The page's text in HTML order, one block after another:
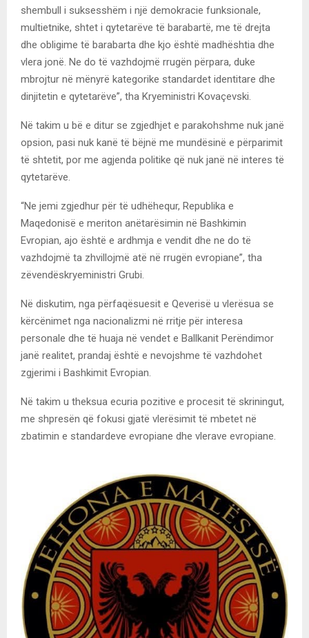
shembull i suksesshëm i një demokracie funksionale,
multietnike, shtet i qytetarëve të barabartë, me të drejta
dhe obligime të barabarta dhe kjo është madhështia dhe
vlera jonë. Ne do të vazhdojmë rrugën përpara, duke
mbrojtur në mënyrë kategorike standardet identitare dhe
dinjitetin e qytetarëve”, tha Kryeministri Kovaçevski.
Në takim u bë e ditur se zgjedhjet e parakohshme nuk janë
opsion, pasi nuk kanë të bëjnë me mundësinë e përparimit
të shtetit, por me agjenda politike që nuk janë në interes të
qytetarëve.
“Ne jemi zgjedhur për të udhëhequr, Republika e
Maqedonisë e meriton anëtarësimin në Bashkimin
Evropian, ajo është e ardhmja e vendit dhe ne do të
vazhdojmë ta zhvillojmë atë në rrugën evropiane”, tha
zëvendëskryeministri Grubi.
Në diskutim, nga përfaqësuesit e Qeverisë u vlerësua se
kërcënimet nga nacionalizmi në rritje për interesa
personale dhe të huaja në vendet e Ballkanit Perëndimor
janë realitet, prandaj është e nevojshme të vazhdohet
zgjerimi i Bashkimit Evropian.
Në takim u theksua ecuria pozitive e procesit të skriningut,
me shpresën që fokusi gjatë vlerësimit të mbetet në
zbatimin e standardeve evropiane dhe vlerave evropiane.